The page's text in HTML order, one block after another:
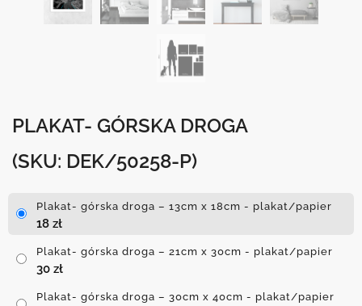
PLAKAT- GÓRSKA DROGA
(SKU: DEK/50258-P)
Plakat- górska droga – 13cm x 18cm - plakat/papier
18 zł
Plakat- górska droga – 21cm x 30cm - plakat/papier
30 zł
Plakat- górska droga – 30cm x 40cm - plakat/papier